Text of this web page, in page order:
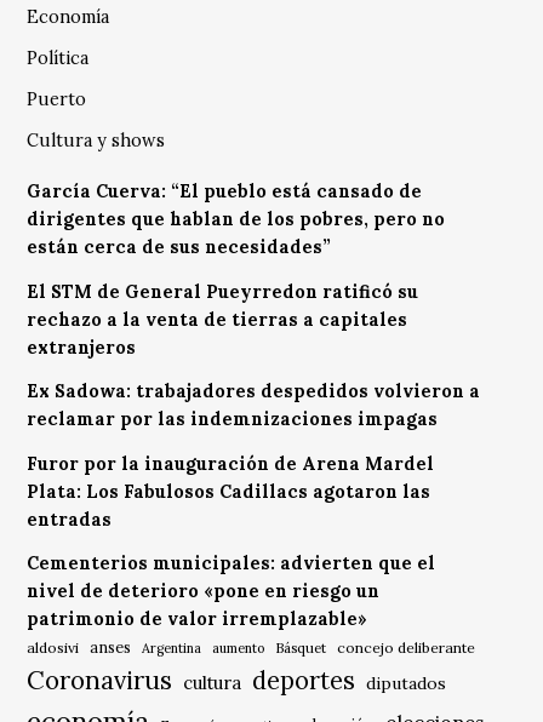
Economía
Política
Puerto
Cultura y shows
García Cuerva: “El pueblo está cansado de
dirigentes que hablan de los pobres, pero no
están cerca de sus necesidades”
El STM de General Pueyrredon ratificó su
rechazo a la venta de tierras a capitales
extranjeros
Ex Sadowa: trabajadores despedidos volvieron a
reclamar por las indemnizaciones impagas
Furor por la inauguración de Arena Mardel
Plata: Los Fabulosos Cadillacs agotaron las
entradas
Cementerios municipales: advierten que el
nivel de deterioro «pone en riesgo un
patrimonio de valor irremplazable»
aldosivi anses Argentina aumento Básquet concejo deliberante
Coronavirus cultura deportes diputados